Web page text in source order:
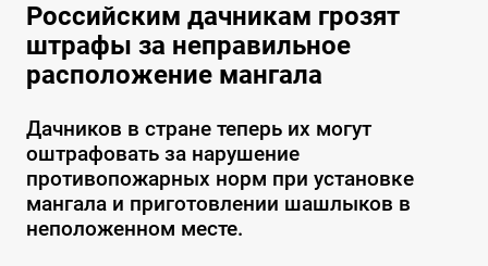
Российским дачникам грозят
штрафы за неправильное
расположение мангала
Дачников в стране теперь их могут
оштрафовать за нарушение
противопожарных норм при установке
мангала и приготовлении шашлыков в
неположенном месте.